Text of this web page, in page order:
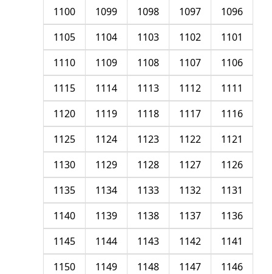
1096
1097
1098
1099
1100
1101
1102
1103
1104
1105
1106
1107
1108
1109
1110
1111
1112
1113
1114
1115
1116
1117
1118
1119
1120
1121
1122
1123
1124
1125
1126
1127
1128
1129
1130
1131
1132
1133
1134
1135
1136
1137
1138
1139
1140
1141
1142
1143
1144
1145
1146
1147
1148
1149
1150